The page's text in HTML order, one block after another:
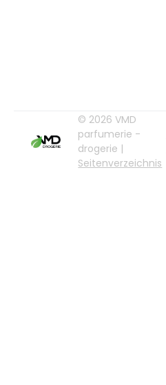
© 2026 VMD
parfumerie -
drogerie |
Seitenverzeichnis